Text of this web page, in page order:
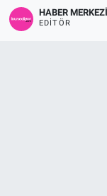
HABER MERKEZI
EDITÖR
Spor